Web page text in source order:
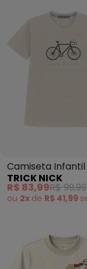
Camiseta Infantil
Malha Estampa
TRICK NICK
R$ 83,99R$ 99,99
ou 2x de R$ 41,99